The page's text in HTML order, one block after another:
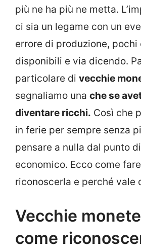
più ne ha più ne metta.
ci sia un legame con un
errore di produzione, pochi
disponibili e via dicendo.
particolare di vecchie
segnaliamo una che se
diventare ricchi. Così che
in ferie per sempre senza
pensare a nulla dal punto
economico. Ecco come
riconoscerla e perché vale
Vecchie
come